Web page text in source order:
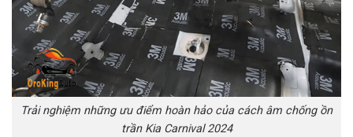
Trải nghiệm những ưu điểm hoàn hảo của cách âm chống ồn
trần Kia Carnival 2024